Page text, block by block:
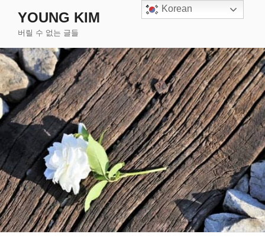
로
바
로
가
기
YOUNG KIM
버릴 수 없는 글들
Korean